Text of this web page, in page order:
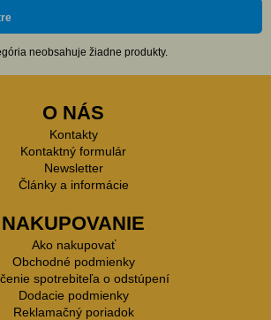
neobsahuje žiadne produkty.
O NÁS
Kontakty
Kontaktný formulár
Newsletter
Články a informácie
NAKUPOVANIE
Ako nakupovať
Obchodné podmienky
spotrebiteľa o odstúpení
Dodacie podmienky
Reklamačný poriadok